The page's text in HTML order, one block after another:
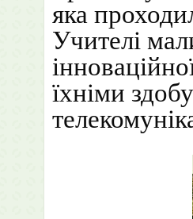
яка
Учителі
їхніми